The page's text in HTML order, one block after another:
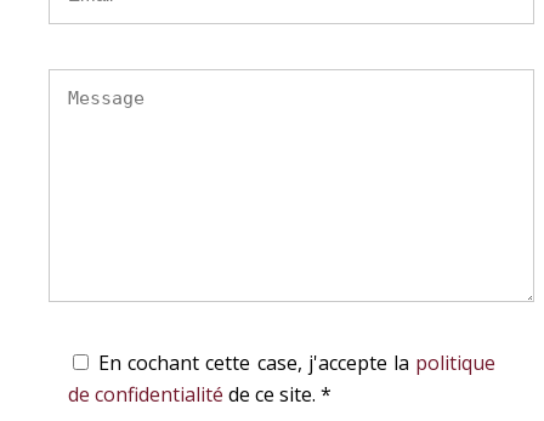
En cochant cette case, j'accepte la politique
de confidentialité de ce site. *